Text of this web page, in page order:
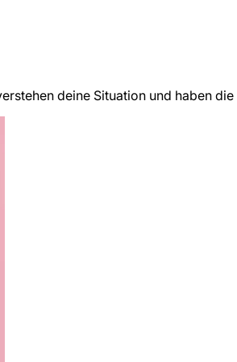
deine Situation und haben die